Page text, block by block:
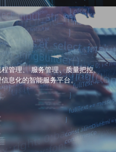
管理、 服务管理、质量把控、
息化的智能服务平台。